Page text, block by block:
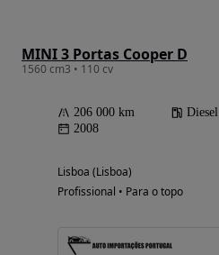
MINI 3 Portas Cooper D
1560 cm3 • 110 cv
206 000 km Diesel
2008
Lisboa (Lisboa)
Profissional • Para o topo